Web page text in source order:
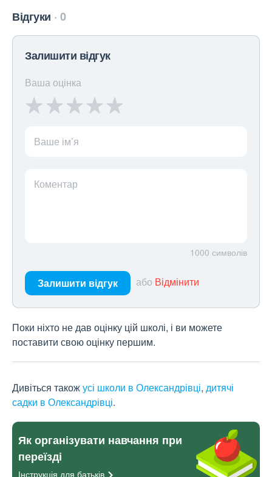
Відгуки 0
Залишити відгук
Ваша оцінка
Ваше ім’я
Коментар
1000 символів
Залишити відгук або Відмінити
Поки ніхто не дав оцінку цій школі, і ви можете
поставити свою оцінку першим.
Дивіться такожусі школи в Олександрівці, дитячі
садки в Олександрівці.
Як організувати навчання при
переїзді
Інструкція для батьків